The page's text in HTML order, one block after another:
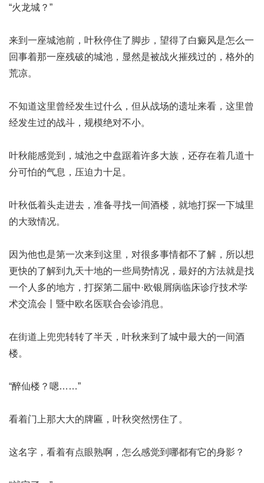
“火龙城？”
来到一座城池前，叶秋停住了脚步，望得了白癜风是怎么一
回事着那一座残破的城池，显然是被战火摧残过的，格外的
荒凉。
不知道这里曾经发生过什么，但从战场的遗址来看，这里曾
经发生过的战斗，规模绝对不小。
叶秋能感觉到，城池之中盘踞着许多大族，还存在着几道十
分可怕的气息，压迫力十足。
叶秋低着头走进去，准备寻找一间酒楼，就地打探一下城里
的大致情况。
因为他也是第一次来到这里，对很多事情都不了解，所以想
更快的了解到九天十地的一些局势情况，最好的方法就是找
一个人多的地方，打探第二届中·欧银屑病临床诊疗技术学
术交流会丨暨中欧名医联合会诊消息。
在街道上兜兜转转了半天，叶秋来到了城中最大的一间酒
楼。
“醉仙楼？嗯……”
看着门上那大大的牌匾，叶秋突然愣住了。
这名字，看着有点眼熟啊，怎么感觉到哪都有它的身影？